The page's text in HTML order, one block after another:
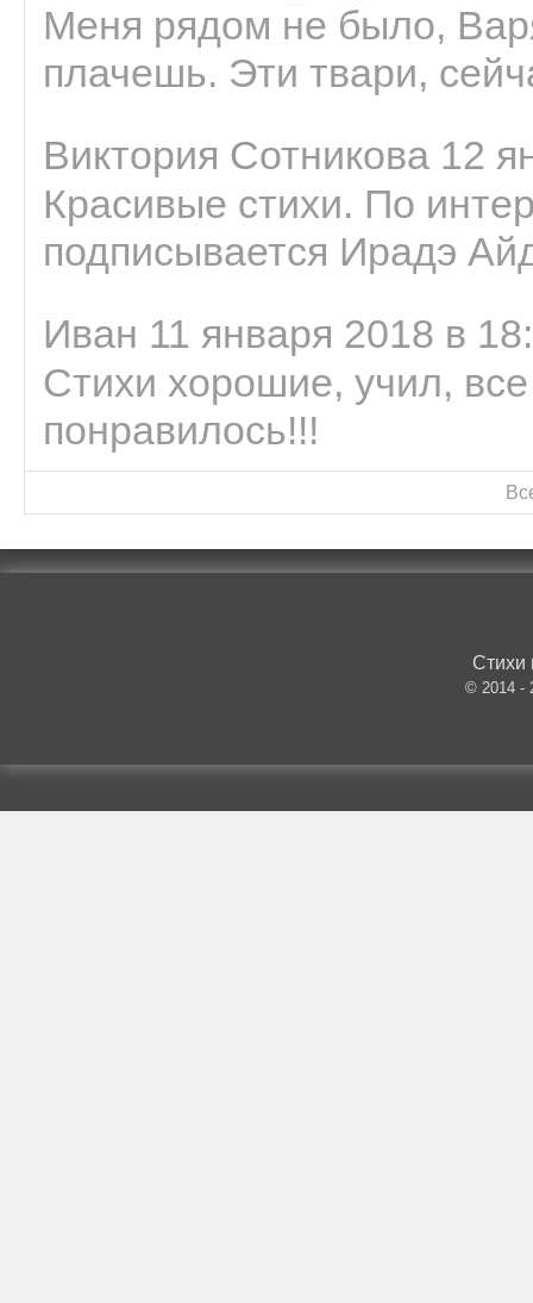
Меня рядом не было,
плачешь. Эти твари,
Виктория Сотникова 12
Красивые стихи. По
подписывается Ирадэ
Иван 11 января 2018 в
Стихи хорошие, учил,
понравилось!!!
Стихи
© 2014 -